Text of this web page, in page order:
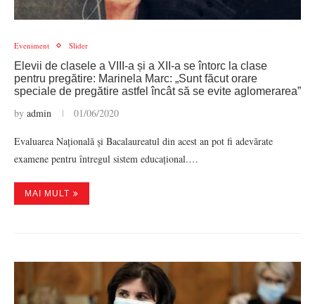
Eveniment Slider
Elevii de clasele a VIII-a și a XII-a se întorc la clase
pentru pregătire: Marinela Marc: „Sunt făcut orare
speciale de pregătire astfel încât să se evite aglomerarea”
by admin 01/06/2020
Evaluarea Națională și Bacalaureatul din acest an pot fi adevărate
examene pentru întregul sistem educațional.…
MAI MULT